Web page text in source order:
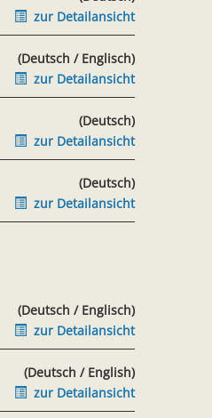
zur Detailansicht
(Deutsch / Englisch)
zur Detailansicht
(Deutsch)
zur Detailansicht
(Deutsch)
zur Detailansicht
(Deutsch / Englisch)
zur Detailansicht
(Deutsch / English)
zur Detailansicht